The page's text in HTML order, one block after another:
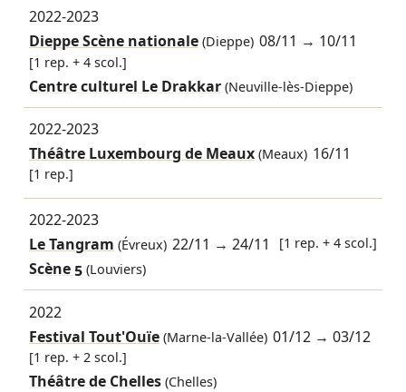
2022-2023
Dieppe Scène nationale(Dieppe) 08/11 → 10/11
[1 rep. + 4 scol.]
Centre culturel Le Drakkar (Neuville-lès-Dieppe)
2022-2023
Théâtre Luxembourg de Meaux(Meaux) 16/11
[1 rep.]
2022-2023
Le Tangram (Évreux) 22/11 →24/11 [1 rep. + 4 scol.]
Scène 5 (Louviers)
2022
Festival Tout'Ouïe(Marne-la-Vallée) 01/12 →03/12
[1 rep. + 2 scol.]
Théâtre de Chelles (Chelles)